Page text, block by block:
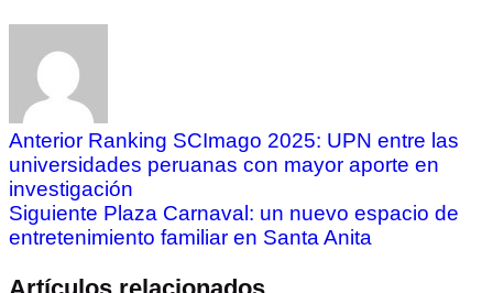
Anterior Ranking SCImago 2025: UPN entre las
universidades peruanas con mayor aporte en
investigación
Siguiente Plaza Carnaval: un nuevo espacio de
entretenimiento familiar en Santa Anita